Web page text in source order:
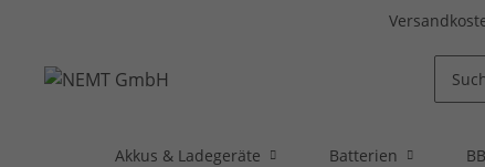
Akkus & Ladegeräte Batterien